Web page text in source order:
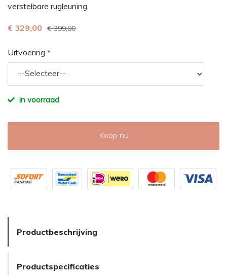
verstelbare rugleuning.
€ 329,00 € 399,00
Uitvoering *
in voorraad
Koop nu
Productbeschrijving
Productspecificaties